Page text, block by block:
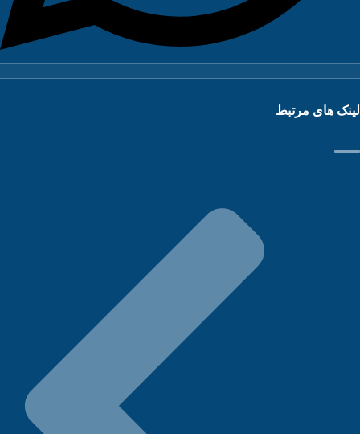
های مرتبط